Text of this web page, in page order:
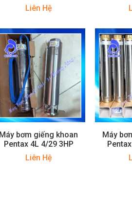
Liên Hệ
Máy bơm giếng khoan
Pentax 4L 4/29 3HP
Liên Hệ
Máy